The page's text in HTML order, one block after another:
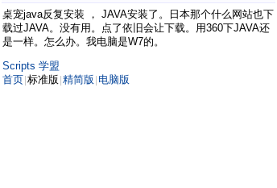
桌宠java反复安装 ， JAVA安装了。日本那个什么网站也下
载过JAVA。没有用。点了依旧会让下载。用360下JAVA还
是一样。怎么办。我电脑是W7的。
Scripts 学盟
首页 标准版 精简版 电脑版